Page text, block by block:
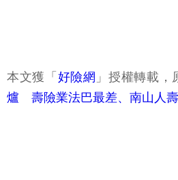
本文獲「 好險網 」授權轉載，
爐 壽險業法巴最差、南山人